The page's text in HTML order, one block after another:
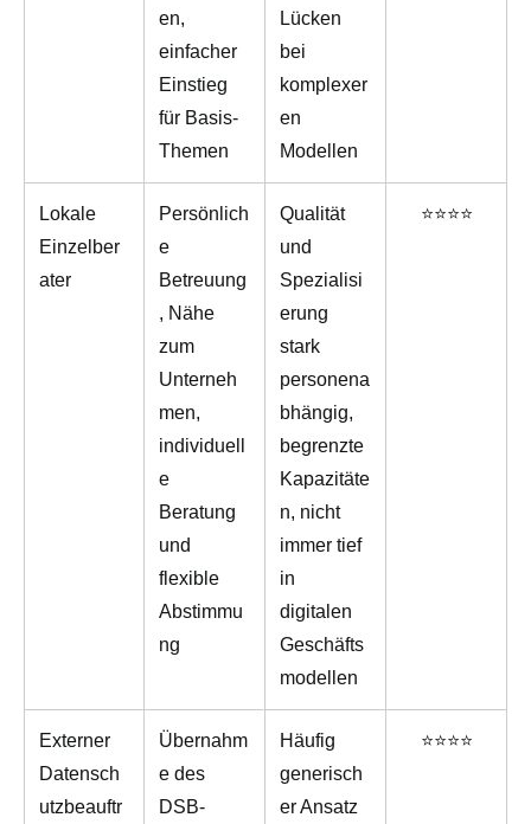
en,
einfacher
Einstieg
für Basis-
Themen
Lücken
bei
komplexer
en
Modellen
Lokale
Einzelber
ater
Persönlich
e
Betreuung
, Nähe
zum
Unterneh
men,
individuell
e
Beratung
und
flexible
Abstimmu
ng
Qualität
und
Spezialisi
erung
stark
personena
bhängig,
begrenzte
Kapazitäte
n, nicht
immer tief
in
digitalen
Geschäfts
modellen
⭐⭐⭐⭐
Externer
Datensch
utzbeauftr
Übernahm
e des
DSB-
Häufig
generisch
er Ansatz
⭐⭐⭐⭐